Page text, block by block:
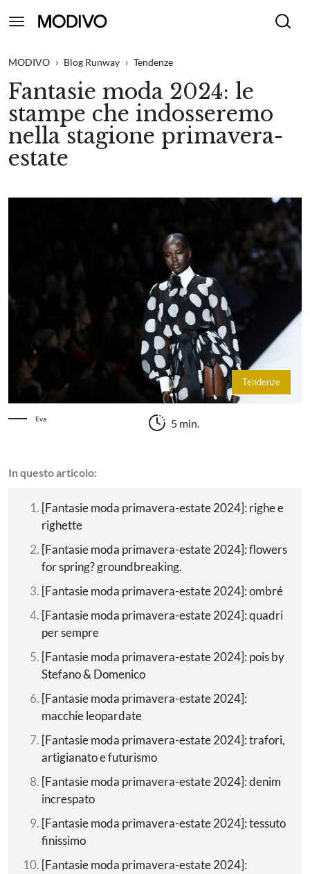
MODIVO › Blog Runway › Tendenze
Fantasie moda 2024: le
stampe che indosseremo
nella stagione primavera-
estate
Tendenze
Eva 5 min.
In questo articolo:
[Fantasie moda primavera-estate 2024]: righe e
righette
[Fantasie moda primavera-estate 2024]: flowers
for spring? groundbreaking.
[Fantasie moda primavera-estate 2024]: ombré
[Fantasie moda primavera-estate 2024]: quadri
per sempre
[Fantasie moda primavera-estate 2024]: pois by
Stefano & Domenico
[Fantasie moda primavera-estate 2024]:
macchie leopardate
[Fantasie moda primavera-estate 2024]: trafori,
artigianato e futurismo
[Fantasie moda primavera-estate 2024]: denim
increspato
[Fantasie moda primavera-estate 2024]: tessuto
finissimo
[Fantasie moda primavera-estate 2024]: